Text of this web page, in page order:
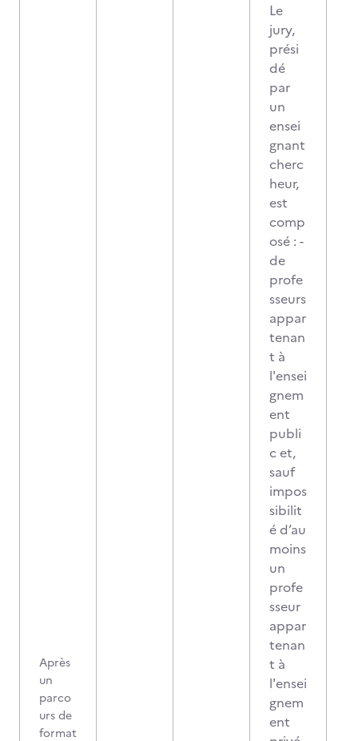
Après
un
parco
urs de
format
Le
jury,
prési
dé
par
un
ensei
gnant
cherc
heur,
est
comp
osé : -
de
profe
sseurs
appar
tenan
t à
l'ensei
gnem
ent
publi
c et,
sauf
impos
sibilit
é d’au
moins
un
profe
sseur
appar
tenan
t à
l'ensei
gnem
ent